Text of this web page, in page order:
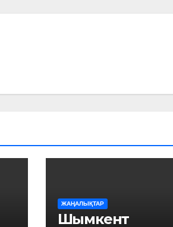
ЖАҢАЛЫҚТАР
Шымкент